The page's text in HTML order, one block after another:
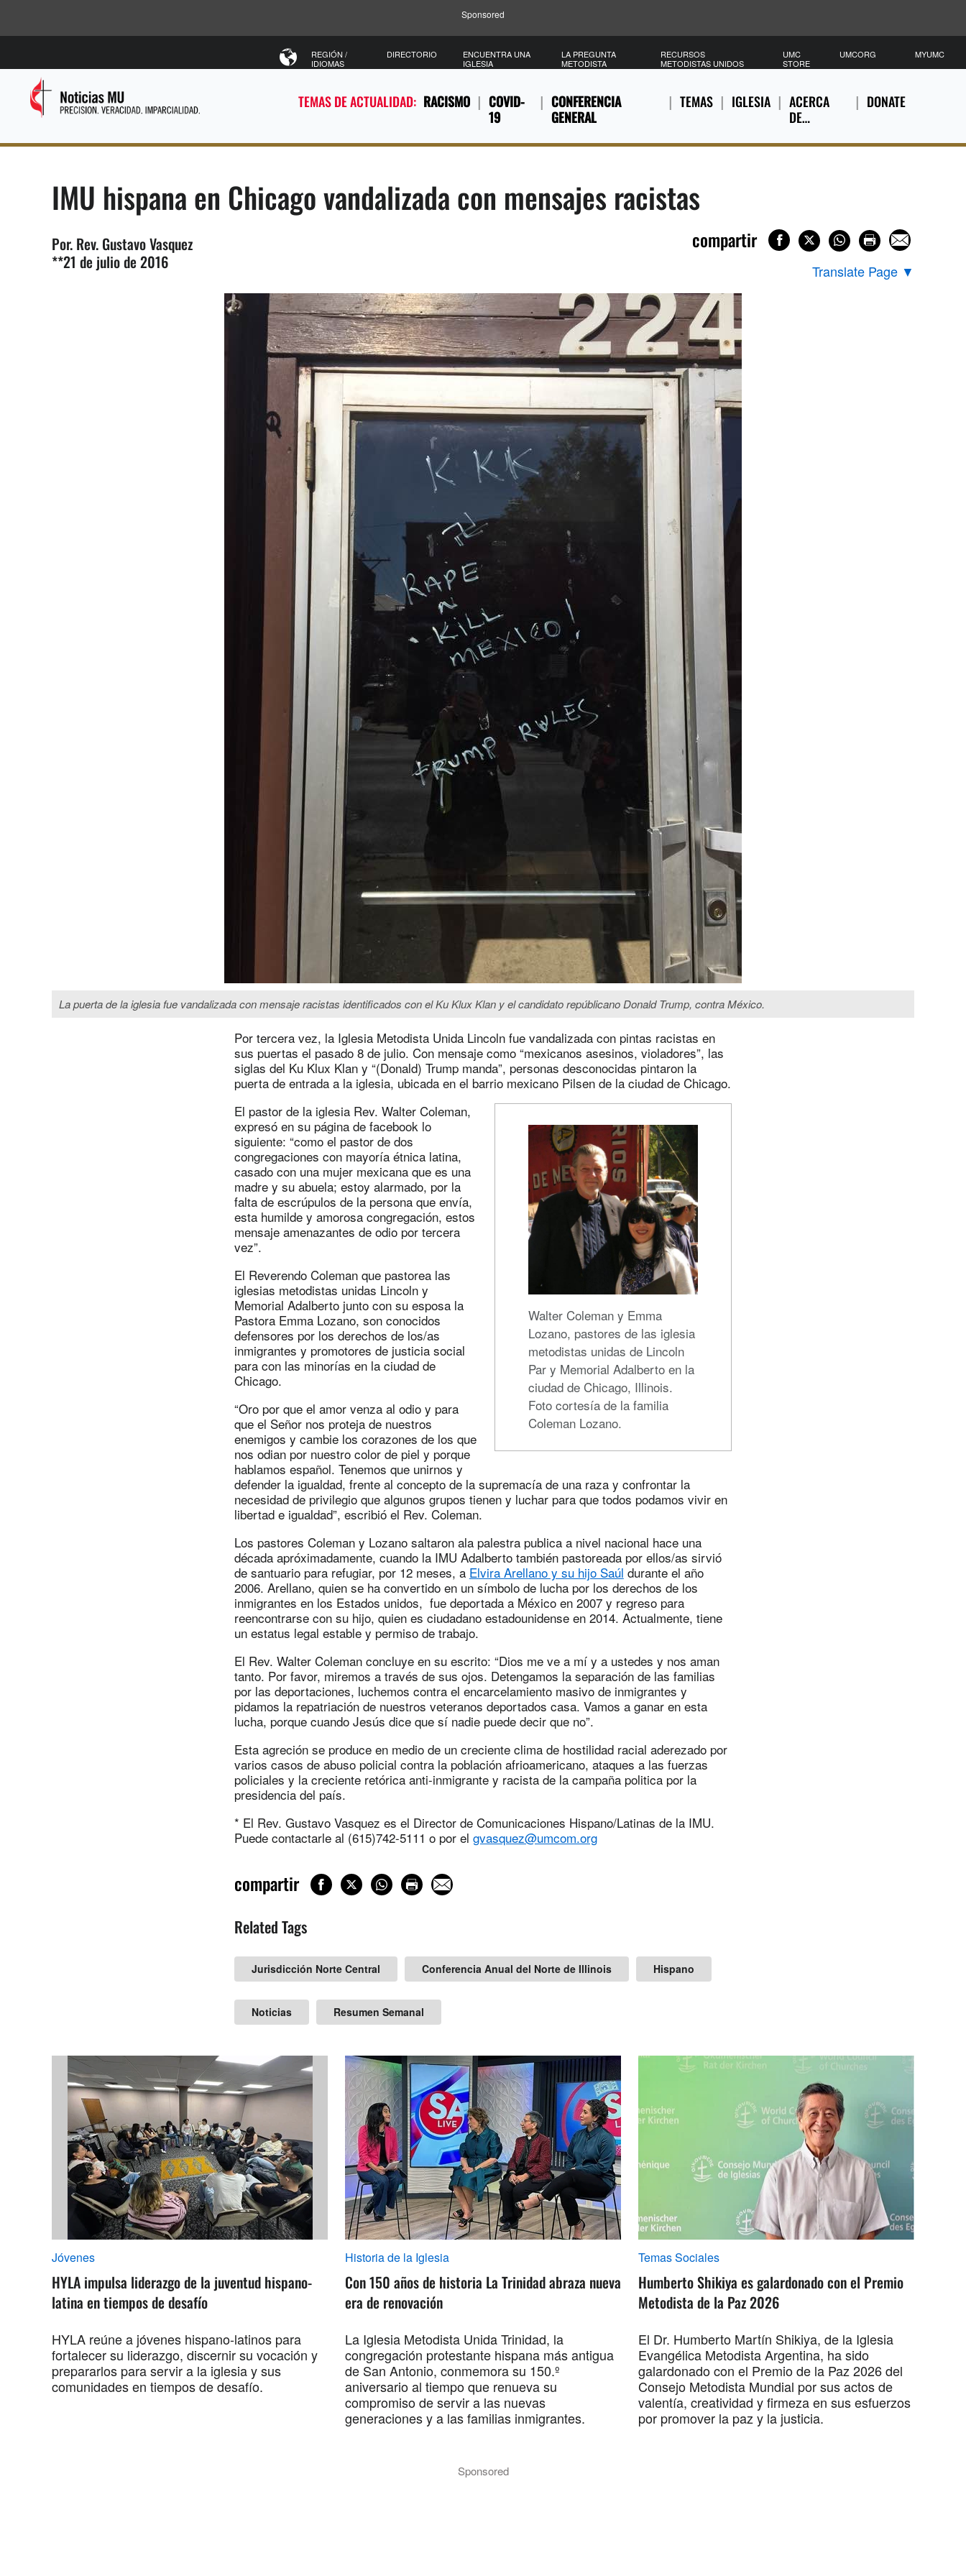
Sponsored
TEMAS DE ACTUALIDAD: RACISMO
COVID-
19
CONFERENCIA
GENERAL
TEMAS IGLESIA
ACERCA
DE…
DONATE
REGIÓN /
IDIOMAS
DIRECTORIO
ENCUENTRA UNA
IGLESIA
LA PREGUNTA
METODISTA
RECURSOS
METODISTAS UNIDOS
UMC
STORE
UMCORG MYUMC
IMU hispana en Chicago vandalizada con mensajes racistas
Por. Rev. Gustavo Vasquez
**21 de julio de 2016
compartir
Translate Page ▼
La puerta de la iglesia fue vandalizada con mensaje racistas identificados con el Ku Klux Klan y el candidato repúblicano Donald Trump, contra México.
Por tercera vez, la Iglesia Metodista Unida Lincoln fue vandalizada con pintas racistas en
sus puertas el pasado 8 de julio. Con mensaje como “mexicanos asesinos, violadores”, las
siglas del Ku Klux Klan y “(Donald) Trump manda”, personas desconocidas pintaron la
puerta de entrada a la iglesia, ubicada en el barrio mexicano Pilsen de la ciudad de Chicago.
Walter Coleman y Emma
Lozano, pastores de las iglesia
metodistas unidas de Lincoln
Par y Memorial Adalberto en la
ciudad de Chicago, Illinois.
Foto cortesía de la familia
Coleman Lozano.
El pastor de la iglesia Rev. Walter Coleman,
expresó en su página de facebook lo
siguiente: “como el pastor de dos
congregaciones con mayoría étnica latina,
casado con una mujer mexicana que es una
madre y su abuela; estoy alarmado, por la
falta de escrúpulos de la persona que envía,
esta humilde y amorosa congregación, estos
mensaje amenazantes de odio por tercera
vez”.
El Reverendo Coleman que pastorea las
iglesias metodistas unidas Lincoln y
Memorial Adalberto junto con su esposa la
Pastora Emma Lozano, son conocidos
defensores por los derechos de los/as
inmigrantes y promotores de justicia social
para con las minorías en la ciudad de
Chicago.
“Oro por que el amor venza al odio y para
que el Señor nos proteja de nuestros
enemigos y cambie los corazones de los que
nos odian por nuestro color de piel y porque
hablamos español. Tenemos que unirnos y
defender la igualdad, frente al concepto de la supremacía de una raza y confrontar la
necesidad de privilegio que algunos grupos tienen y luchar para que todos podamos vivir en
libertad e igualdad”, escribió el Rev. Coleman.
Los pastores Coleman y Lozano saltaron ala palestra publica a nivel nacional hace una
década apróximadamente, cuando la IMU Adalberto también pastoreada por ellos/as sirvió
de santuario para refugiar, por 12 meses, a Elvira Arellano y su hijo Saúl durante el año
2006. Arellano, quien se ha convertido en un símbolo de lucha por los derechos de los
inmigrantes en los Estados unidos, fue deportada a México en 2007 y regreso para
reencontrarse con su hijo, quien es ciudadano estadounidense en 2014. Actualmente, tiene
un estatus legal estable y permiso de trabajo.
El Rev. Walter Coleman concluye en su escrito: “Dios me ve a mí y a ustedes y nos aman
tanto. Por favor, miremos a través de sus ojos. Detengamos la separación de las familias
por las deportaciones, luchemos contra el encarcelamiento masivo de inmigrantes y
pidamos la repatriación de nuestros veteranos deportados casa. Vamos a ganar en esta
lucha, porque cuando Jesús dice que sí nadie puede decir que no”.
Esta agreción se produce en medio de un creciente clima de hostilidad racial aderezado por
varios casos de abuso policial contra la población afrioamericano, ataques a las fuerzas
policiales y la creciente retórica anti-inmigrante y racista de la campaña politica por la
presidencia del país.
* El Rev. Gustavo Vasquez es el Director de Comunicaciones Hispano/Latinas de la IMU.
Puede contactarle al (615)742-5111 o por el gvasquez@umcom.org
compartir
Related Tags
Jurisdicción Norte Central Conferencia Anual del Norte de Illinois Hispano
Noticias Resumen Semanal
Jóvenes
HYLA impulsa liderazgo de la juventud hispano-
latina en tiempos de desafío
HYLA reúne a jóvenes hispano-latinos para
fortalecer su liderazgo, discernir su vocación y
prepararlos para servir a la iglesia y sus
comunidades en tiempos de desafío.
Historia de la Iglesia
Con 150 años de historia La Trinidad abraza nueva
era de renovación
La Iglesia Metodista Unida Trinidad, la
congregación protestante hispana más antigua
de San Antonio, conmemora su 150.º
aniversario al tiempo que renueva su
compromiso de servir a las nuevas
generaciones y a las familias inmigrantes.
Temas Sociales
Humberto Shikiya es galardonado con el Premio
Metodista de la Paz 2026
El Dr. Humberto Martín Shikiya, de la Iglesia
Evangélica Metodista Argentina, ha sido
galardonado con el Premio de la Paz 2026 del
Consejo Metodista Mundial por sus actos de
valentía, creatividad y firmeza en sus esfuerzos
por promover la paz y la justicia.
Sponsored